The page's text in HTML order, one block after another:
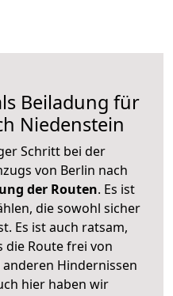
Beiladung für
Niedenstein
Schritt bei der
von Berlin nach
der Routen. Es ist
die sowohl sicher
Es ist auch ratsam,
die Route frei von
Hindernissen
hier haben wir